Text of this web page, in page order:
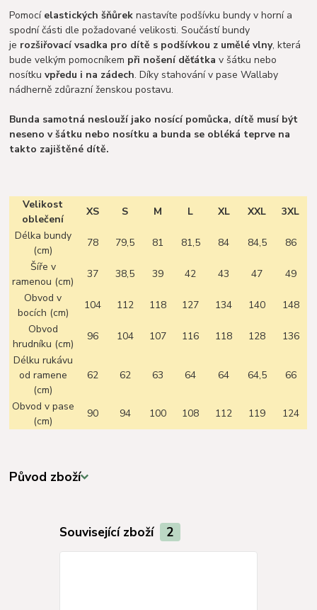
Pomocí elastických šňůrek nastavíte podšívku bundy v horní a
spodní části dle požadované velikosti. Součástí bundy
je rozšiřovací vsadka pro dítě s podšívkou z umělé vlny, která
bude velkým pomocníkem při nošení děťátka v šátku nebo
nosítkuvpředu i na zádech. Díky stahování v pase Wallaby
nádherně zdůrazní ženskou postavu.
Bunda samotná neslouží jako nosící pomůcka, dítě musí být
neseno v šátku nebo nosítku a bunda se obléká teprve na
takto zajištěné dítě.
Velikost
oblečení
XS S M L XL XXL
3XL
Délka bundy
(cm)
78 79,5 81 81,5 84 84,5
86
Šíře v
ramenou (cm)
37 38,5 39 42 43 47
49
Obvod v
bocích (cm)
104 112 118 127 134 140
148
Obvod
hrudníku (cm)
96 104 107 116 118 128
136
Délku rukávu
od ramene
(cm)
62 62 63 64 64 64,5 66
Obvod v pase
(cm)
90 94 100 108 112 119 124
Původ zboží
Související zboží 2